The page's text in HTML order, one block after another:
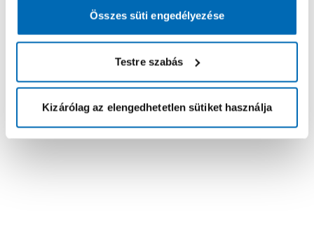
Összes süti engedélyezése
Testre szabás
Kizárólag az elengedhetetlen sütiket használja